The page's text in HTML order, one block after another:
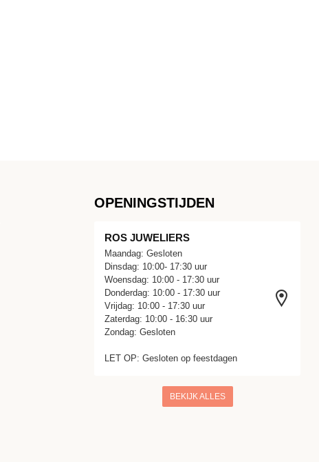
OPENINGSTIJDEN
ROS JUWELIERS
Maandag: Gesloten
Dinsdag: 10:00- 17:30 uur
Woensdag: 10:00 - 17:30 uur
Donderdag: 10:00 - 17:30 uur
Vrijdag: 10:00 - 17:30 uur
Zaterdag: 10:00 - 16:30 uur
Zondag: Gesloten
LET OP: Gesloten op feestdagen
BEKIJK ALLES